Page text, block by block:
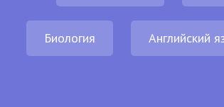
Биология Английский